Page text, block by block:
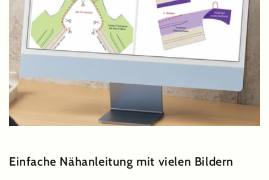
Einfache Nähanleitung mit vielen Bildern